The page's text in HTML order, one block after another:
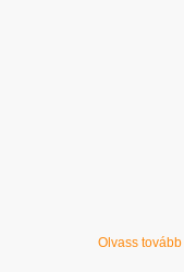
Olvass tovább